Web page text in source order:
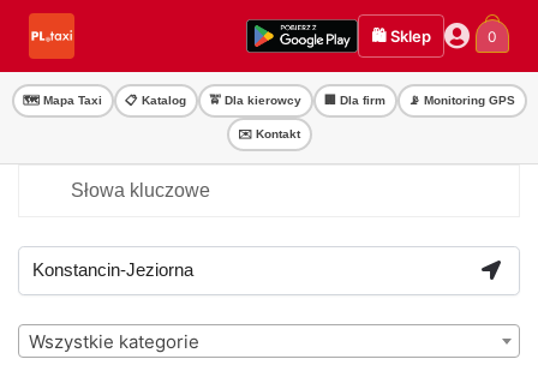
Przejdź
nawigacji
Przejdź
treści
🛍️ Sklep 0
🗺️ Mapa Taxi 📋 Katalog 🚖 Dla kierowcy 🏢 Dla firm 📡 Monitoring GPS
✉️ Kontakt
Wszystkie kategorie